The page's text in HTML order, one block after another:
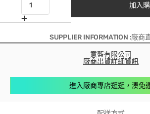
加入
SUPPLIER INFORMATION :廠商
意藍有限公司
廠商出貨詳細資訊
進入廠商專店逛逛，湊免